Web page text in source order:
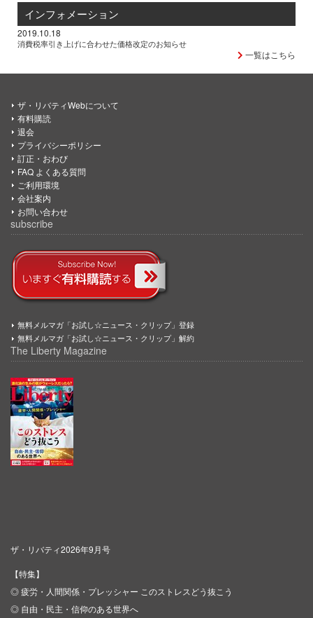
インフォメーション
2019.10.18
消費税率引き上げに合わせた価格改定のお知らせ
一覧はこちら
ザ・リバティWebについて
有料購読
退会
プライバシーポリシー
訂正・おわび
FAQ よくある質問
ご利用環境
会社案内
お問い合わせ
subscribe
無料メルマガ「お試し☆ニュース・クリップ」登録
無料メルマガ「お試し☆ニュース・クリップ」解約
The Liberty Magazine
ザ・リバティ2026年9月号
【特集】
◎ 疲労・人間関係・プレッシャー このストレスどう抜こう
◎ 自由・民主・信仰のある世界へ